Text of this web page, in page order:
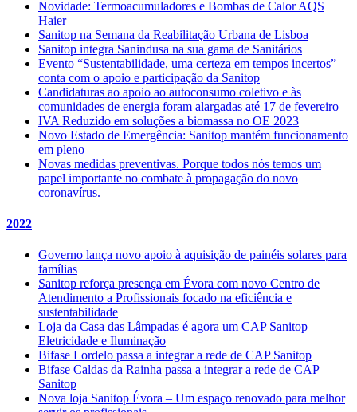
Novidade: Termoacumuladores e Bombas de Calor AQS
Haier
Sanitop na Semana da Reabilitação Urbana de Lisboa
Sanitop integra Sanindusa na sua gama de Sanitários
Evento “Sustentabilidade, uma certeza em tempos incertos”
conta com o apoio e participação da Sanitop
Candidaturas ao apoio ao autoconsumo coletivo e às
comunidades de energia foram alargadas até 17 de fevereiro
IVA Reduzido em soluções a biomassa no OE 2023
Novo Estado de Emergência: Sanitop mantém funcionamento
em pleno
Novas medidas preventivas. Porque todos nós temos um
papel importante no combate à propagação do novo
coronavírus.
2022
Governo lança novo apoio à aquisição de painéis solares para
famílias
Sanitop reforça presença em Évora com novo Centro de
Atendimento a Profissionais focado na eficiência e
sustentabilidade
Loja da Casa das Lâmpadas é agora um CAP Sanitop
Eletricidade e Iluminação
Bifase Lordelo passa a integrar a rede de CAP Sanitop
Bifase Caldas da Rainha passa a integrar a rede de CAP
Sanitop
Nova loja Sanitop Évora – Um espaço renovado para melhor